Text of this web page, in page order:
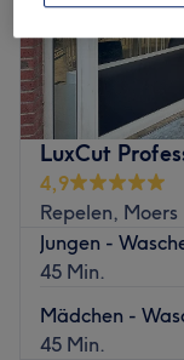
LuxCut
4,9
Repelen, Moers
Jungen -
45 Min.
Mädchen -
45 Min.